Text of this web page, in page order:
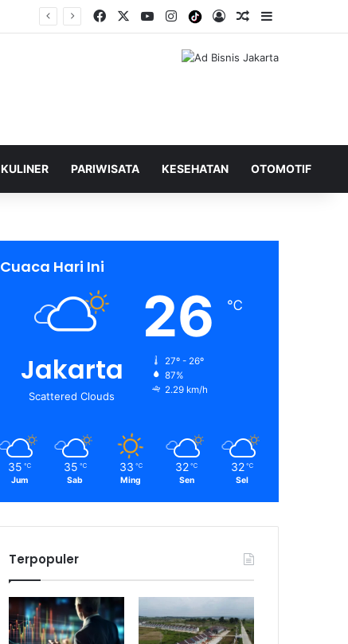
Facebook YouTubeInstagramTiktokLog InShuffle Berita
KULINER PARIWISATA KESEHATAN OTOMOTIF
Cuaca Hari Ini
Jakarta
Scattered Clouds
26 ℃
27º - 26º
87%
2.29 km/h
35 ℃
Jum
35 ℃
Sab
33 ℃
Ming
32 ℃
Sen
32 ℃
Sel
Terpopuler